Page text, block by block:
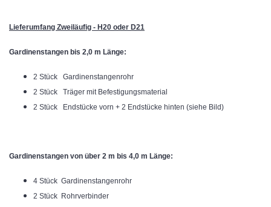
Lieferumfang Zweiläufig - H20 oder D21
Gardinenstangen bis 2,0 m Länge:
2 Stück Gardinenstangenrohr
2 Stück Träger mit Befestigungsmaterial
2 Stück Endstücke vorn + 2 Endstücke hinten (siehe Bild)
Gardinenstangen von über 2 m bis 4,0 m Länge:
4 Stück Gardinenstangenrohr
2 Stück Rohrverbinder